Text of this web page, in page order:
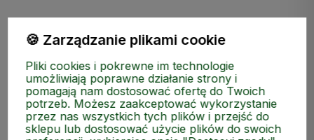
ZAKUPY
MEDIA SPOŁECZNOŚCIOWE
MOJE KONTO
🍪 Zarządzanie plikami cookie
Pliki cookies i pokrewne im technologie
umożliwiają poprawne działanie strony i
pomagają nam dostosować ofertę do Twoich
potrzeb. Możesz zaakceptować wykorzystanie
przez nas wszystkich tych plików i przejść do
sklepu lub dostosować użycie plików do swoich